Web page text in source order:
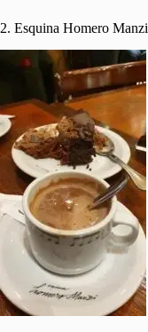
2. Esquina Homero Manzi